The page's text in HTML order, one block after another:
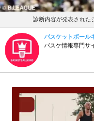
診断内容が発表された
バスケットボール
バスケ情報専門サ